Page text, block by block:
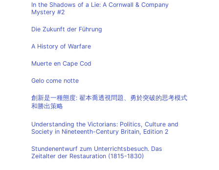
In the Shadows of a Lie: A Cornwall & Company
Mystery #2
Die Zukunft der Führung
A History of Warfare
Muerte en Cape Cod
Gelo come notte
創新是一種態度: 翟本喬透視問題、勇於突破的思考模式
和勝出策略
Understanding the Victorians: Politics, Culture and
Society in Nineteenth-Century Britain, Edition 2
Stundenentwurf zum Unterrichtsbesuch. Das
Zeitalter der Restauration (1815-1830)